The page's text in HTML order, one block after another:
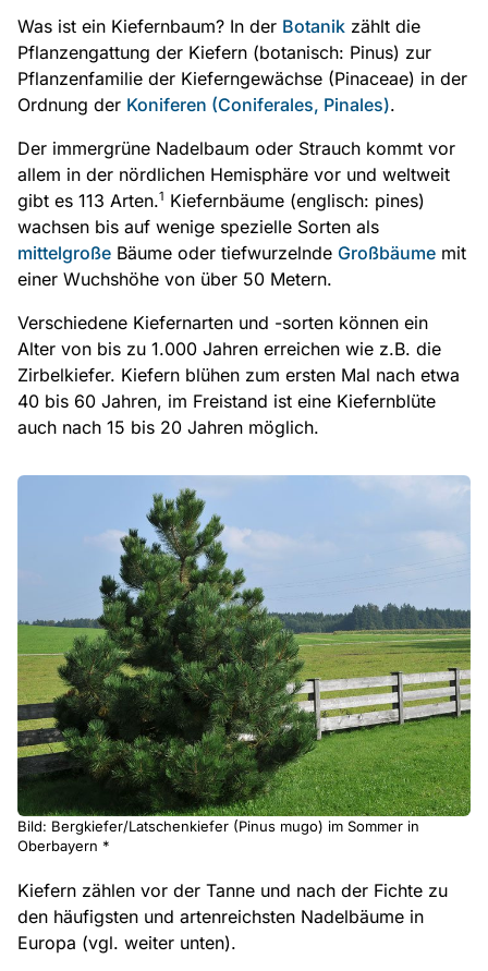
Was ist ein Kiefernbaum? In der Botanik zählt die
Pflanzengattung der Kiefern (botanisch: Pinus) zur
Pflanzenfamilie der Kieferngewächse (Pinaceae) in der
Ordnung der Koniferen (Coniferales, Pinales).
Der immergrüne Nadelbaum oder Strauch kommt vor
allem in der nördlichen Hemisphäre vor und weltweit
gibt es 113 Arten.1 Kiefernbäume (englisch: pines)
wachsen bis auf wenige spezielle Sorten als
mittelgroße Bäume oder tiefwurzelnde Großbäume mit
einer Wuchshöhe von über 50 Metern.
Verschiedene Kiefernarten und -sorten können ein
Alter von bis zu 1.000 Jahren erreichen wie z.B. die
Zirbelkiefer. Kiefern blühen zum ersten Mal nach etwa
40 bis 60 Jahren, im Freistand ist eine Kiefernblüte
auch nach 15 bis 20 Jahren möglich.
Bild: Bergkiefer/Latschenkiefer (Pinus mugo) im Sommer in
Oberbayern *
Kiefern zählen vor der Tanne und nach der Fichte zu
den häufigsten und artenreichsten Nadelbäume in
Europa (vgl. weiter unten).